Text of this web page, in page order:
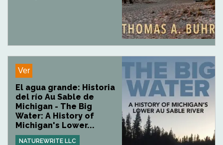
Ver
El agua grande: Historia
del río Au Sable de
Michigan - The Big
Water: A History of
Michigan's Lower...
NATUREWRITE LLC